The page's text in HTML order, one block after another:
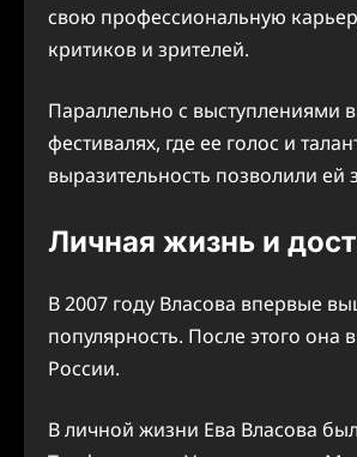
свою профессиональную
критиков и зрителей.
Параллельно с выступлениями
фестивалях, где ее голос и
выразительность позволили
Личная жизнь и
В 2007 году Власова впервые
популярность. После этого
России.
В личной жизни Ева Власова